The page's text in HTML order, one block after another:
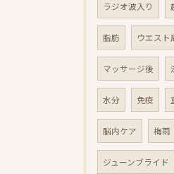
ラジオ波入り
脂肪 ウエスト
マッサージ後
水分 免疫
脳内ケア 梅雨
ジューンブライド